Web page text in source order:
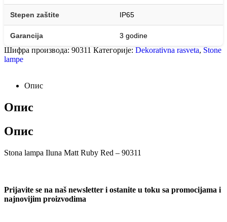
Stepen zaštite IP65
Garancija 3 godine
Шифра производа: 90311 Категорије: Dekorativna rasveta, Stone
lampe
Опис
Опис
Опис
Stona lampa Iluna Matt Ruby Red – 90311
Prijavite se na naš newsletter i ostanite u toku sa promocijama i
najnovijim proizvodima